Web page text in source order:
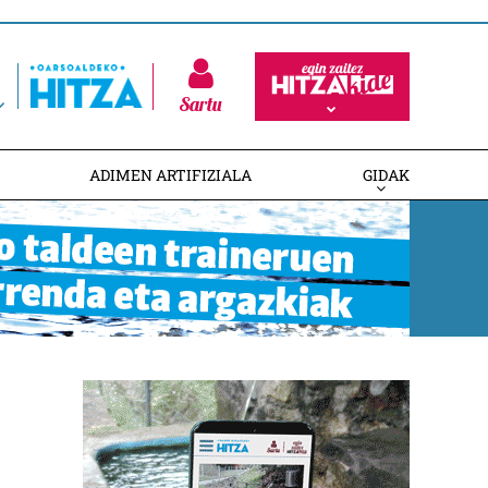
Sartu
ADIMEN ARTIFIZIALA GIDAK